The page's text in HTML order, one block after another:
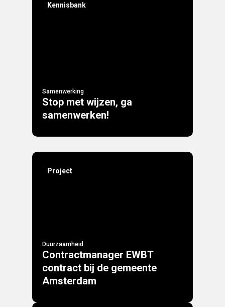
Kennisbank
Samenwerking
Stop met wijzen, ga
samenwerken!
Project
Duurzaamheid
Contractmanager EWBT
contract bij de gemeente
Amsterdam